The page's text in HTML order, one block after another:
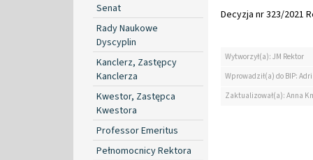
Senat
Rady Naukowe
Dyscyplin
Kanclerz, Zastępcy
Kanclerza
Kwestor, Zastępca
Kwestora
Professor Emeritus
Pełnomocnicy Rektora
Decyzja nr 323/2021
Wytworzył(a): JM Rektor
Wprowadził(a) do BIP:
Zaktualizował(a): Anna